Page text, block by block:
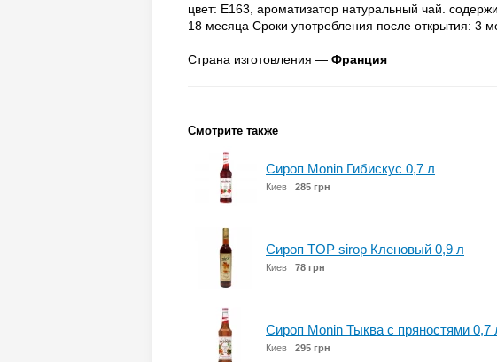
цвет: E163, ароматизатор натуральный чай.
18 месяца Сроки употребления после открытия: 3
Страна изготовления — Франция
Смотрите также
Сироп Monin Гибискус 0,7 л
Киев 285 грн
Сироп TOP sirop Кленовый 0,9 л
Киев 78 грн
Сироп Monin Тыква с пряностями 0,7
Киев 295 грн